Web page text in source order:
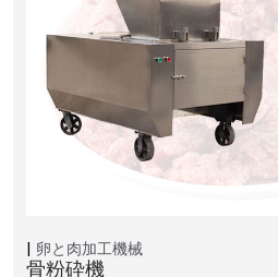
卵と肉加工機械
骨粉砕機